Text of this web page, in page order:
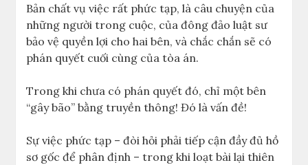
Bản chất vụ việc rất phức tạp, là câu chuyện của
những người trong cuộc, của đông đảo luật sư
bảo vệ quyền lợi cho hai bên, và chắc chắn sẽ có
phán quyết cuối cùng của tòa án.
Trong khi chưa có phán quyết đó, chỉ một bên
“gây bão” bằng truyền thông! Đó là vấn đề!
Sự việc phức tạp – đòi hỏi phải tiếp cận đầy đủ hồ
sơ gốc để phân định – trong khi loạt bài lại thiên